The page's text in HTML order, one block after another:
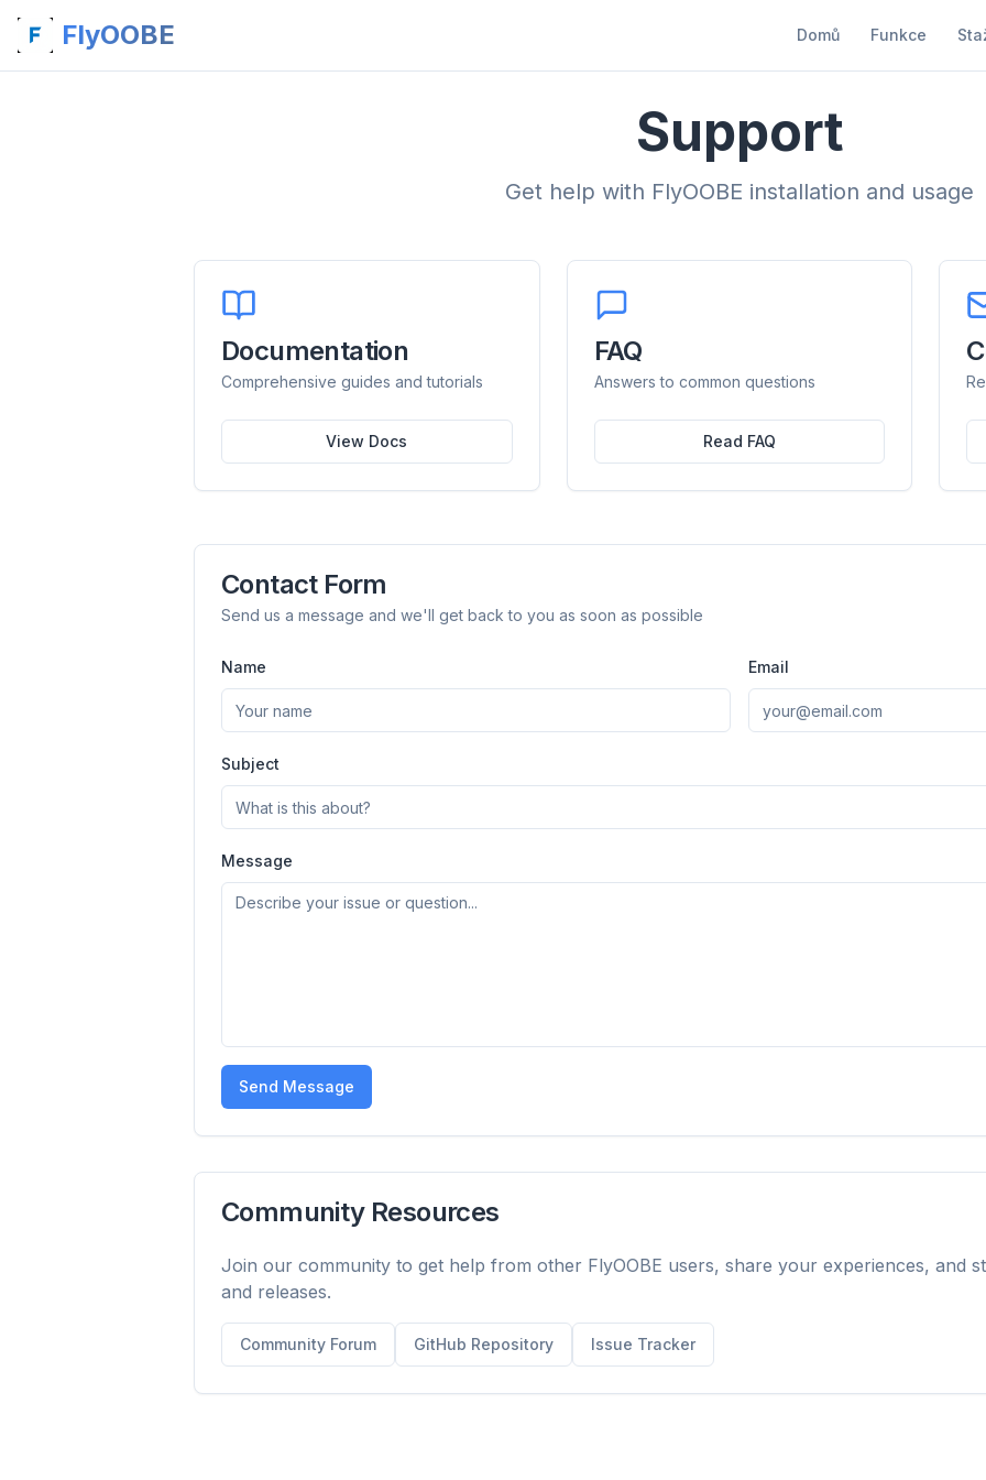
FlyOOBE Domů Funkce
Support
Get help with FlyOOBE installation and usage
Documentation
Comprehensive guides and tutorials
View Docs
FAQ
Answers to common questions
Read FAQ
Contact Form
Send us a message and we'll get back to you as soon as possible
Name Email
Subject
Message
Send Message
Community Resources
Join our community to get help from other FlyOOBE users, share your experiences, and
and releases.
Community Forum GitHub Repository Issue Tracker
BrowserOptimizer
Zastaví AI overlay, bannery
Brave, Opera